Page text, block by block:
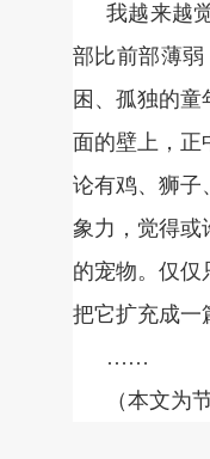
我越来越
部比前部薄
困、孤独的
面的壁上，
论有鸡、狮
象力，觉得或
的宠物。仅
把它扩充成一
……
（本文为